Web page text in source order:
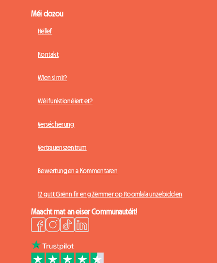
Méi dozou
Hëllef
Kontakt
Wien si mir?
Wéi funktionéiert et?
Versécherung
Vertrauenszentrum
Bewertungen a Kommentaren
12 gutt Grënn fir eng Zëmmer op Roomlala unzebidden
Maacht mat an eiser Communautéit!